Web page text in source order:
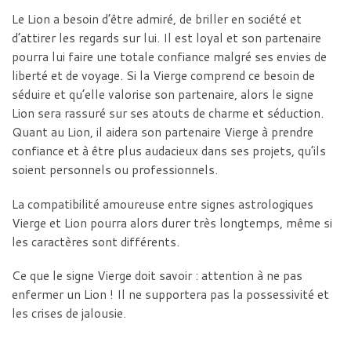
Le Lion a besoin d’être admiré, de briller en société et
d’attirer les regards sur lui. Il est loyal et son partenaire
pourra lui faire une totale confiance malgré ses envies de
liberté et de voyage. Si la Vierge comprend ce besoin de
séduire et qu’elle valorise son partenaire, alors le signe
Lion sera rassuré sur ses atouts de charme et séduction.
Quant au Lion, il aidera son partenaire Vierge à prendre
confiance et à être plus audacieux dans ses projets, qu’ils
soient personnels ou professionnels.
La compatibilité amoureuse entre signes astrologiques
Vierge et Lion pourra alors durer très longtemps, même si
les caractères sont différents.
Ce que le signe Vierge doit savoir : attention à ne pas
enfermer un Lion ! Il ne supportera pas la possessivité et
les crises de jalousie.